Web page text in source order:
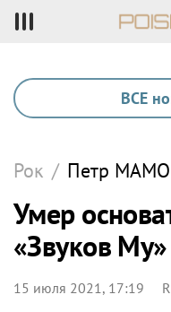
ВСЕ
Рок / Петр
Умер
«Звуков
15 июля 2021, 17:19